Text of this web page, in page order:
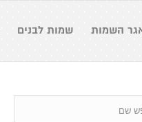
השמות שמות לבנים